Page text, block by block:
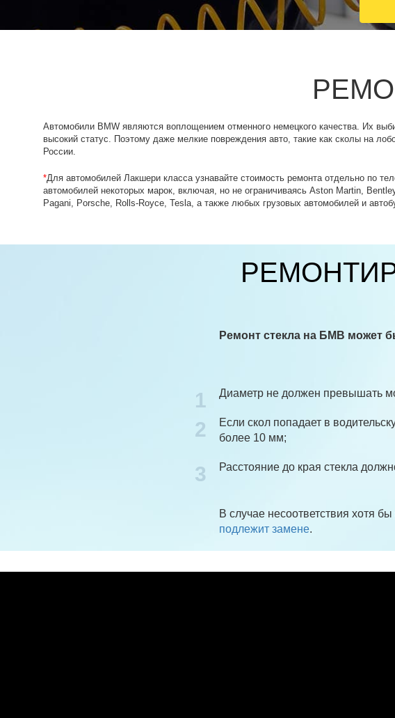
Автомобили BMW являются воплощением отменного немецкого качества. Их
высокий статус. Поэтому даже мелкие повреждения авто, такие как сколы на
России.
*Для автомобилей Лакшери класса узнавайте стоимость ремонта отдельно по
автомобилей некоторых марок, включая, но не ограничиваясь Aston Martin,
Pagani, Porsche, Rolls-Royсe, Tesla, а также любых грузовых автомобилей и
Ремонт стекла на БМВ может
1 Диаметр не должен превышать
2
Если скол попадает в
более 10 мм;
3 Расстояние до края стекла
В случае несоответствия хотя
подлежит замене.